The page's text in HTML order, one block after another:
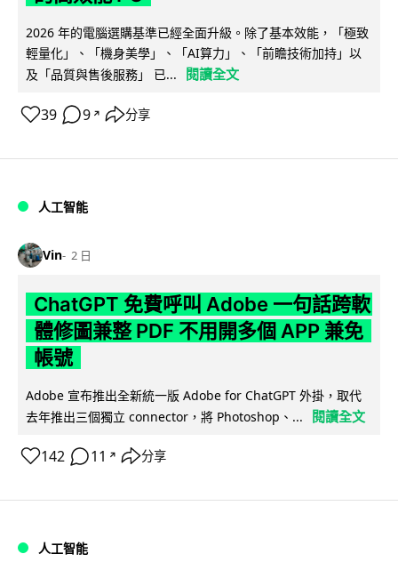
2026 年的電腦選購基準已經全面升級。除了基本效能，「極致
輕量化」、「機身美學」、「AI算力」、「前瞻技術加持」以
及「品質與售後服務」 已...
閱讀全文
39 9 ↗ 分享
人工智能
Vin 2 日
ChatGPT 免費呼叫 Adobe 一句話跨軟
體修圖兼整 PDF 不用開多個 APP 兼免
帳號
Adobe 宣布推出全新統一版 Adobe for ChatGPT 外掛，取代
去年推出三個獨立 connector，將 Photoshop、...
閱讀全文
142 11 ↗ 分享
人工智能